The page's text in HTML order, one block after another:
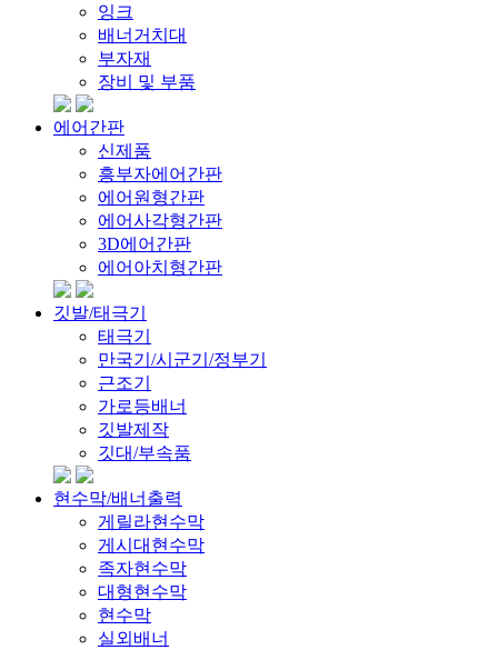
잉크
배너거치대
부자재
장비 및 부품
에어간판
신제품
흥부자에어간판
에어원형간판
에어사각형간판
3D에어간판
에어아치형간판
깃발/태극기
태극기
만국기/시군기/정부기
근조기
가로등배너
깃발제작
깃대/부속품
현수막/배너출력
게릴라현수막
게시대현수막
족자현수막
대형현수막
현수막
실외배너